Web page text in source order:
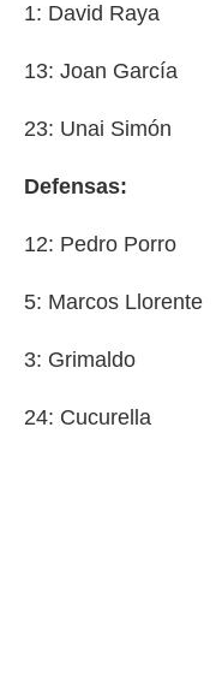
1: David Raya
13: Joan García
23: Unai Simón
Defensas:
12: Pedro Porro
5: Marcos Llorente
3: Grimaldo
24: Cucurella